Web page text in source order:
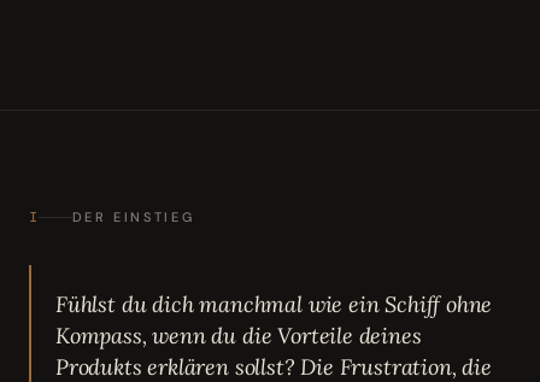
I DER EINSTIEG
Fühlst du dich manchmal wie ein Schiff ohne
Kompass, wenn du die Vorteile deines
Produkts erklären sollst? Die Frustration, die